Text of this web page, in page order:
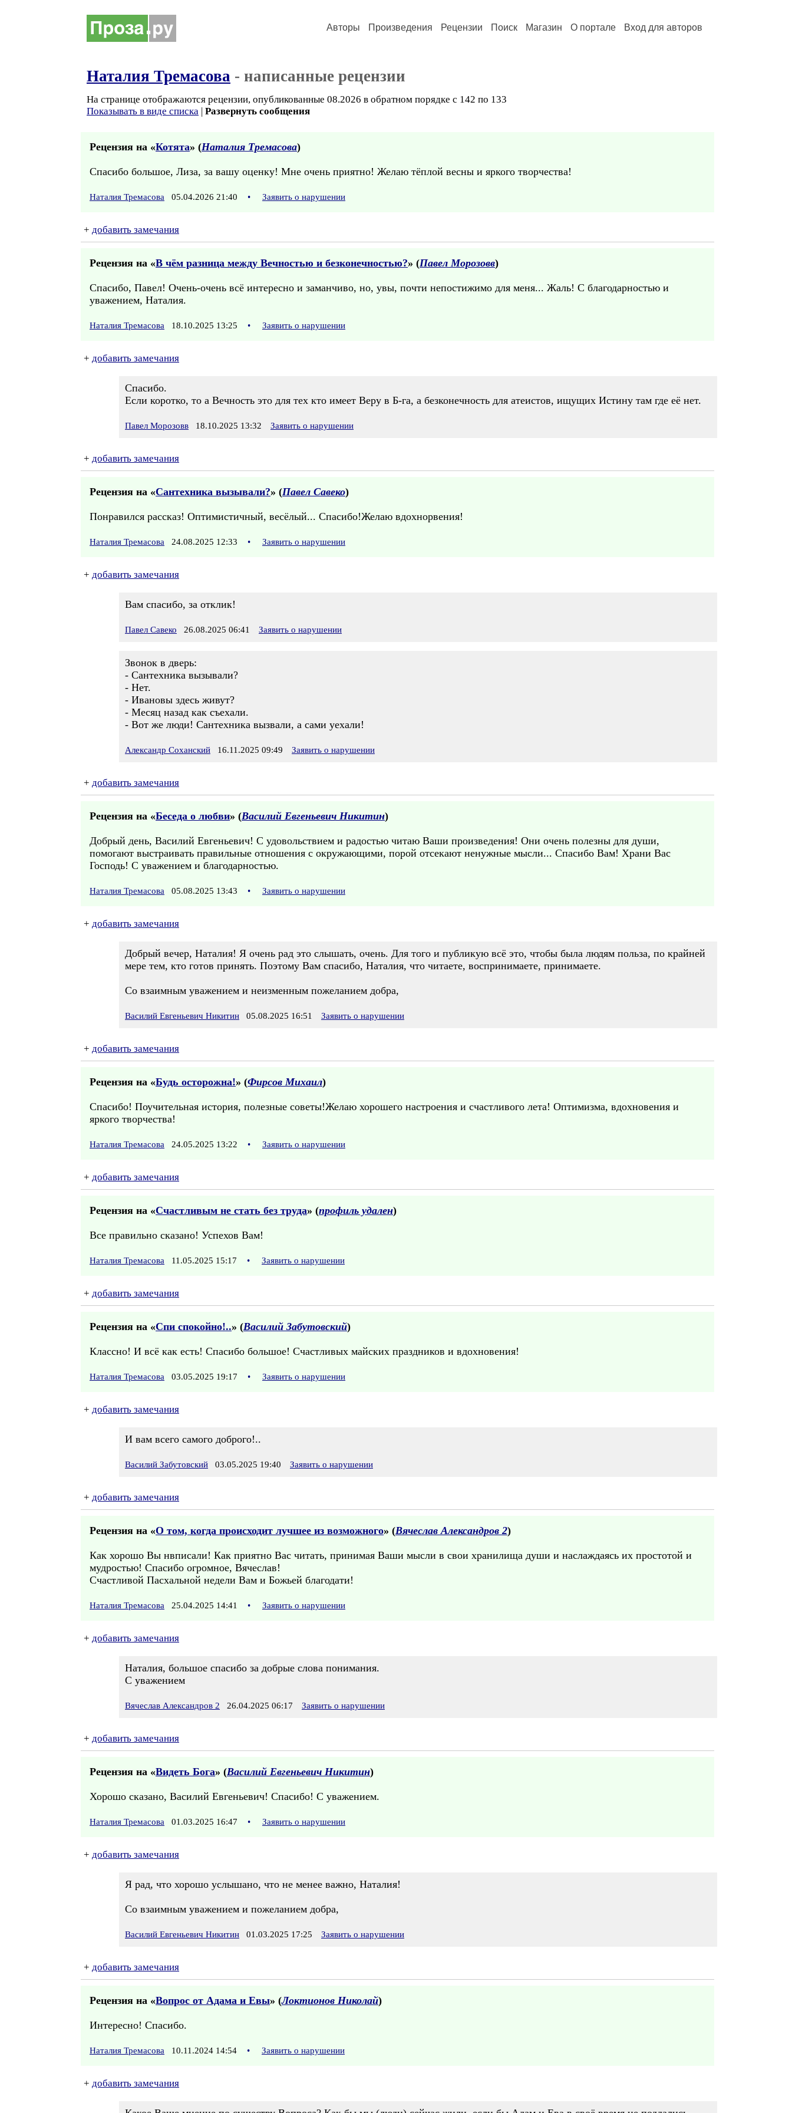
Авторы Произведения Рецензии Поиск Магазин О портале Вход для авторов
Наталия Тремасова - написанные рецензии
На странице отображаются рецензии, опубликованные 08.2026 в обратном порядке с 142 по 133
Показывать в виде списка | Развернуть сообщения
Рецензия на «Котята» (Наталия Тремасова)
Спасибо большое, Лиза, за вашу оценку! Мне очень приятно! Желаю тёплой весны и яркого творчества!
Наталия Тремасова 05.04.2026 21:40 • Заявить о нарушении
+ добавить замечания
Рецензия на «В чём разница между Вечностью и безконечностью?» (Павел Морозовв)
Спасибо, Павел! Очень-очень всё интересно и заманчиво, но, увы, почти непостижимо для меня... Жаль! С благодарностью и
уважением, Наталия.
Наталия Тремасова 18.10.2025 13:25 • Заявить о нарушении
+ добавить замечания
Спасибо.
Если коротко, то а Вечность это для тех кто имеет Веру в Б-га, а безконечность для атеистов, ищущих Истину там где её нет.
Павел Морозовв 18.10.2025 13:32 Заявить о нарушении
+ добавить замечания
Рецензия на «Сантехника вызывали?» (Павел Савеко)
Понравился рассказ! Оптимистичный, весёлый... Спасибо!Желаю вдохнорвения!
Наталия Тремасова 24.08.2025 12:33 • Заявить о нарушении
+ добавить замечания
Вам спасибо, за отклик!
Павел Савеко 26.08.2025 06:41 Заявить о нарушении
Звонок в дверь:
- Сантехника вызывали?
- Нет.
- Ивановы здесь живут?
- Месяц назад как съехали.
- Вот же люди! Сантехника вызвали, а сами уехали!
Александр Соханский 16.11.2025 09:49 Заявить о нарушении
+ добавить замечания
Рецензия на «Беседа о любви» (Василий Евгеньевич Никитин)
Добрый день, Василий Евгеньевич! С удовольствием и радостью читаю Ваши произведения! Они очень полезны для души,
помогают выстраивать правильные отношения с окружающими, порой отсекают ненужные мысли... Спасибо Вам! Храни Вас
Господь! С уважением и благодарностью.
Наталия Тремасова 05.08.2025 13:43 • Заявить о нарушении
+ добавить замечания
Добрый вечер, Наталия! Я очень рад это слышать, очень. Для того и публикую всё это, чтобы была людям польза, по крайней
мере тем, кто готов принять. Поэтому Вам спасибо, Наталия, что читаете, воспринимаете, принимаете.
Со взаимным уважением и неизменным пожеланием добра,
Василий Евгеньевич Никитин 05.08.2025 16:51 Заявить о нарушении
+ добавить замечания
Рецензия на «Будь осторожна!» (Фирсов Михаил)
Спасибо! Поучительная история, полезные советы!Желаю хорошего настроения и счастливого лета! Оптимизма, вдохновения и
яркого творчества!
Наталия Тремасова 24.05.2025 13:22 • Заявить о нарушении
+ добавить замечания
Рецензия на «Счастливым не стать без труда» (профиль удален)
Все правильно сказано! Успехов Вам!
Наталия Тремасова 11.05.2025 15:17 • Заявить о нарушении
+ добавить замечания
Рецензия на «Спи спокойно!..» (Василий Забутовский)
Классно! И всё как есть! Спасибо большое! Счастливых майских праздников и вдохновения!
Наталия Тремасова 03.05.2025 19:17 • Заявить о нарушении
+ добавить замечания
И вам всего самого доброго!..
Василий Забутовский 03.05.2025 19:40 Заявить о нарушении
+ добавить замечания
Рецензия на «О том, когда происходит лучшее из возможного» (Вячеслав Александров 2)
Как хорошо Вы нвписали! Как приятно Вас читать, принимая Ваши мысли в свои хранилища души и наслаждаясь их простотой и
мудростью! Спасибо огромное, Вячеслав!
Счастливой Пасхальной недели Вам и Божьей благодати!
Наталия Тремасова 25.04.2025 14:41 • Заявить о нарушении
+ добавить замечания
Наталия, большое спасибо за добрые слова понимания.
С уважением
Вячеслав Александров 2 26.04.2025 06:17 Заявить о нарушении
+ добавить замечания
Рецензия на «Видеть Бога» (Василий Евгеньевич Никитин)
Хорошо сказано, Василий Евгеньевич! Спасибо! С уважением.
Наталия Тремасова 01.03.2025 16:47 • Заявить о нарушении
+ добавить замечания
Я рад, что хорошо услышано, что не менее важно, Наталия!
Со взаимным уважением и пожеланием добра,
Василий Евгеньевич Никитин 01.03.2025 17:25 Заявить о нарушении
+ добавить замечания
Рецензия на «Вопрос от Адама и Евы» (Локтионов Николай)
Интересно! Спасибо.
Наталия Тремасова 10.11.2024 14:54 • Заявить о нарушении
+ добавить замечания